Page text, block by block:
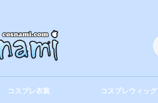
コスプレ衣装 コスプレウィッグ